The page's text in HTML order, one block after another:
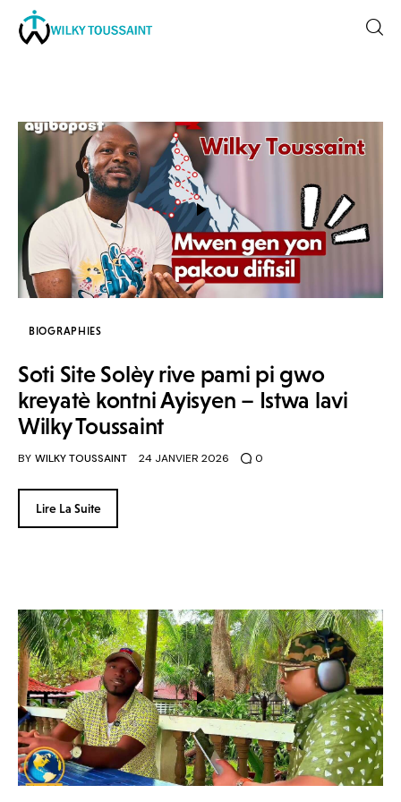
Accueil
À propos
catégories
contactez-nous
BIOGRAPHIES
Soti Site Solèy rive pami pi gwo
kreyatè kontni Ayisyen – Istwa lavi
Wilky Toussaint
BY WILKY TOUSSAINT 24 JANVIER 2026 0
Lire La Suite